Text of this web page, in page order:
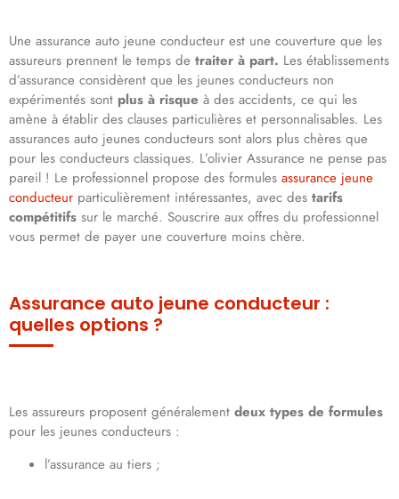
Une assurance auto jeune conducteur est une couverture que les
assureurs prennent le temps de traiter à part. Les établissements
d’assurance considèrent que les jeunes conducteurs non
expérimentés sont plus à risque à des accidents, ce qui les
amène à établir des clauses particulières et personnalisables. Les
assurances auto jeunes conducteurs sont alors plus chères que
pour les conducteurs classiques. L’olivier Assurance ne pense pas
pareil ! Le professionnel propose des formules assurance jeune
conducteur particulièrement intéressantes, avec des tarifs
compétitifs sur le marché. Souscrire aux offres du professionnel
vous permet de payer une couverture moins chère.
Assurance auto jeune conducteur :
quelles options ?
Les assureurs proposent généralement deux types de formules
pour les jeunes conducteurs :
l’assurance au tiers ;